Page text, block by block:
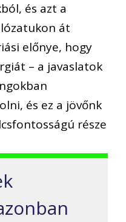
és azt a
át
előnye, hogy
– a javaslatok
és ez a jövőnk
része